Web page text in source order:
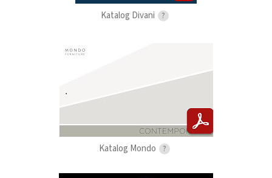
Katalog Divani ?
Katalog Mondo ?